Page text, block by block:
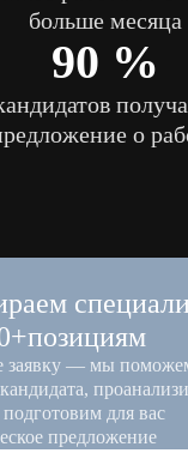
заявку — мы
для вас
предложение